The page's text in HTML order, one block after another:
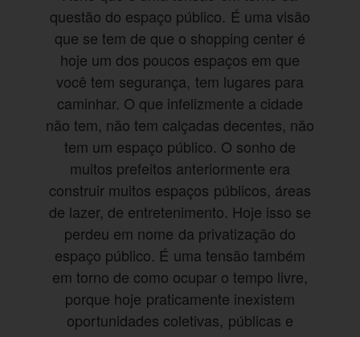
questão do espaço público. É uma visão
que se tem de que o shopping center é
hoje um dos poucos espaços em que
você tem segurança, tem lugares para
caminhar. O que infelizmente a cidade
não tem, não tem calçadas decentes, não
tem um espaço público. O sonho de
muitos prefeitos anteriormente era
construir muitos espaços públicos, áreas
de lazer, de entretenimento. Hoje isso se
perdeu em nome da privatização do
espaço público. É uma tensão também
em torno de como ocupar o tempo livre,
porque hoje praticamente inexistem
oportunidades coletivas, públicas e